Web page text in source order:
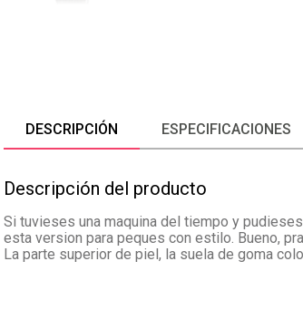
DESCRIPCIÓN ESPECIFICACIONES
Descripción del producto
Si tuvieses una maquina del tiempo y
esta version para peques con estilo. Bueno,
La parte superior de piel, la suela de goma